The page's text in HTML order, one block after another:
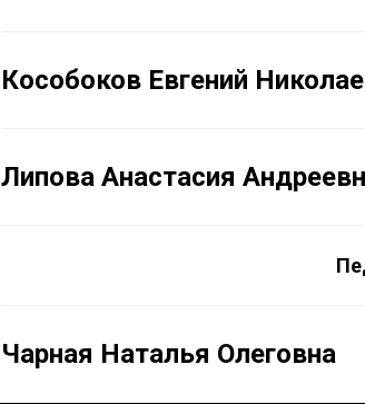
Кособоков Евгений
Липова Анастасия
Чарная Наталья Олеговна